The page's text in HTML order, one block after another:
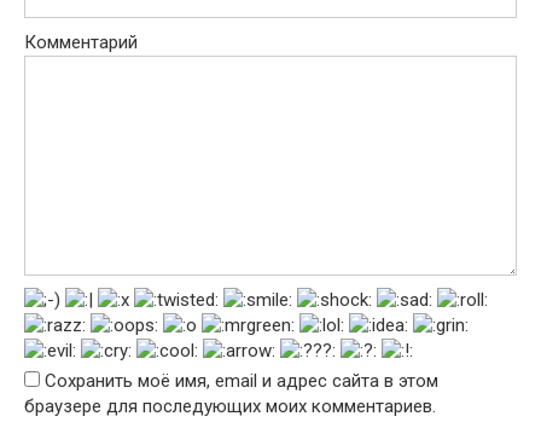
Комментарий
Сохранить моё имя, email и адрес сайта в этом
браузере для последующих моих комментариев.